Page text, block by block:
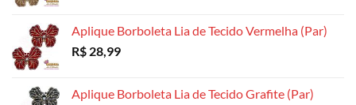
Aplique Borboleta Lia de Tecido Vermelha (Par)
R$ 28,99
Aplique Borboleta Lia de Tecido Grafite (Par)